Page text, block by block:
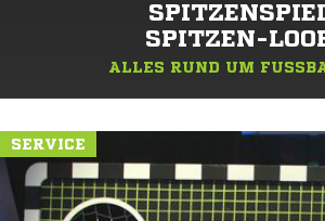
SPITZEN-
ALLES RUND UM
SERVICE